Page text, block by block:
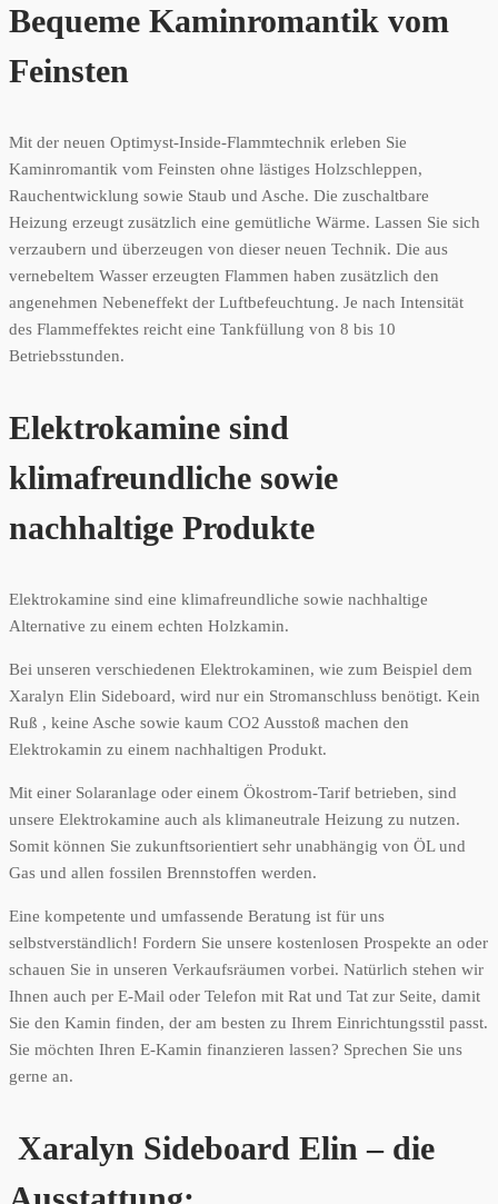
Bequeme Kaminromantik vom
Feinsten
Mit der neuen Optimyst-Inside-Flammtechnik erleben Sie
Kaminromantik vom Feinsten ohne lästiges Holzschleppen,
Rauchentwicklung sowie Staub und Asche. Die zuschaltbare
Heizung erzeugt zusätzlich eine gemütliche Wärme. Lassen Sie sich
verzaubern und überzeugen von dieser neuen Technik. Die aus
vernebeltem Wasser erzeugten Flammen haben zusätzlich den
angenehmen Nebeneffekt der Luftbefeuchtung. Je nach Intensität
des Flammeffektes reicht eine Tankfüllung von 8 bis 10
Betriebsstunden.
Elektrokamine sind
klimafreundliche sowie
nachhaltige Produkte
Elektrokamine sind eine klimafreundliche sowie nachhaltige
Alternative zu einem echten Holzkamin.
Bei unseren verschiedenen Elektrokaminen, wie zum Beispiel dem
Xaralyn Elin Sideboard, wird nur ein Stromanschluss benötigt. Kein
Ruß , keine Asche sowie kaum CO2 Ausstoß machen den
Elektrokamin zu einem nachhaltigen Produkt.
Mit einer Solaranlage oder einem Ökostrom-Tarif betrieben, sind
unsere Elektrokamine auch als klimaneutrale Heizung zu nutzen.
Somit können Sie zukunftsorientiert sehr unabhängig von ÖL und
Gas und allen fossilen Brennstoffen werden.
Eine kompetente und umfassende Beratung ist für uns
selbstverständlich! Fordern Sie unsere kostenlosen Prospekte an oder
schauen Sie in unseren Verkaufsräumen vorbei. Natürlich stehen wir
Ihnen auch per E-Mail oder Telefon mit Rat und Tat zur Seite, damit
Sie den Kamin finden, der am besten zu Ihrem Einrichtungsstil passt.
Sie möchten Ihren E-Kamin finanzieren lassen? Sprechen Sie uns
gerne an.
Xaralyn Sideboard Elin – die